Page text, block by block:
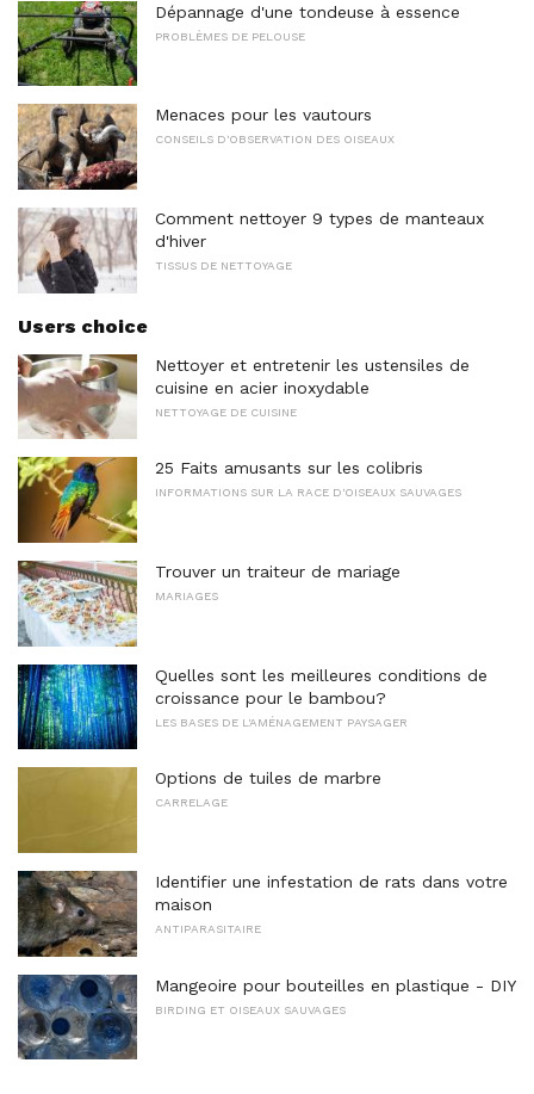
Dépannage d'une tondeuse à essence
PROBLÈMES DE PELOUSE
Menaces pour les vautours
CONSEILS D'OBSERVATION DES OISEAUX
Comment nettoyer 9 types de manteaux
d'hiver
TISSUS DE NETTOYAGE
Users choice
Nettoyer et entretenir les ustensiles de
cuisine en acier inoxydable
NETTOYAGE DE CUISINE
25 Faits amusants sur les colibris
INFORMATIONS SUR LA RACE D'OISEAUX SAUVAGES
Trouver un traiteur de mariage
MARIAGES
Quelles sont les meilleures conditions de
croissance pour le bambou?
LES BASES DE L'AMÉNAGEMENT PAYSAGER
Options de tuiles de marbre
CARRELAGE
Identifier une infestation de rats dans votre
maison
ANTIPARASITAIRE
Mangeoire pour bouteilles en plastique - DIY
BIRDING ET OISEAUX SAUVAGES